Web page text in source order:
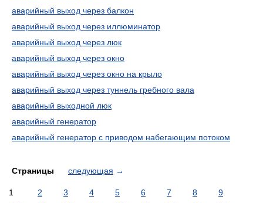
аварийный выход через балкон
аварийный выход через иллюминатор
аварийный выход через люк
аварийный выход через окно
аварийный выход через окно на крыло
аварийный выход через туннель гребного вала
аварийный выходной люк
аварийный генератор
аварийный генератор с приводом набегающим потоком
Страницы следующая →
1 2 3 4 5 6 7 8
9